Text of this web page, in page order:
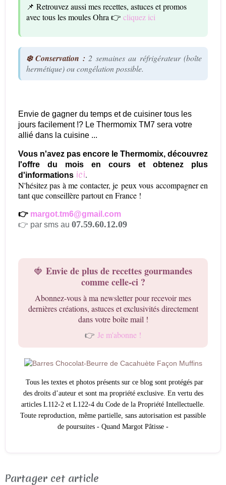
📌 Retrouvez aussi mes recettes, astuces et promos
avec tous les moules Ohra 👉 cliquez ici
❄️ Conservation : 2 semaines au réfrigérateur (boîte
hermétique) ou congélation possible.
Envie de gagner du temps et de cuisiner tous les
jours facilement !? Le Thermomix TM7 sera votre
allié dans la cuisine ...
Vous n'avez pas encore le Thermomix, découvrez
l'offre du mois en cours et obtenez plus
d'informations ici.
N'hésitez pas à me contacter, je peux vous accompagner en
tant que conseillère partout en France !
👉 margot.tm6@gmail.com
👉 par sms au 07.59.60.12.09
🍓 Envie de plus de recettes gourmandes
comme celle-ci ?
Abonnez-vous à ma newsletter pour recevoir mes
dernières créations, astuces et exclusivités directement
dans votre boîte mail !
👉 Je m'abonne !
Tous les textes et photos présents sur ce blog sont protégés par
des droits d’auteur et sont ma propriété exclusive. En vertu des
articles L112-2 et L122-4 du Code de la Propriété Intellectuelle.
Toute reproduction, même partielle, sans autorisation est passible
de poursuites - Quand Margot Pâtisse -
Partager cet article